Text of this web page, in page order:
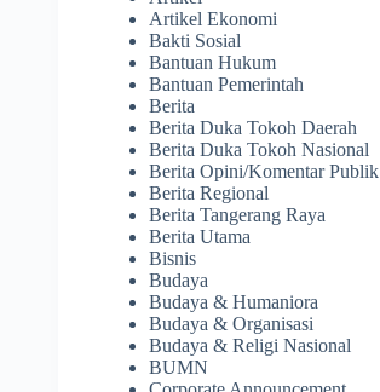
Artikel Ekonomi
Bakti Sosial
Bantuan Hukum
Bantuan Pemerintah
Berita
Berita Duka Tokoh Daerah
Berita Duka Tokoh Nasional
Berita Opini/Komentar Publik
Berita Regional
Berita Tangerang Raya
Berita Utama
Bisnis
Budaya
Budaya & Humaniora
Budaya & Organisasi
Budaya & Religi Nasional
BUMN